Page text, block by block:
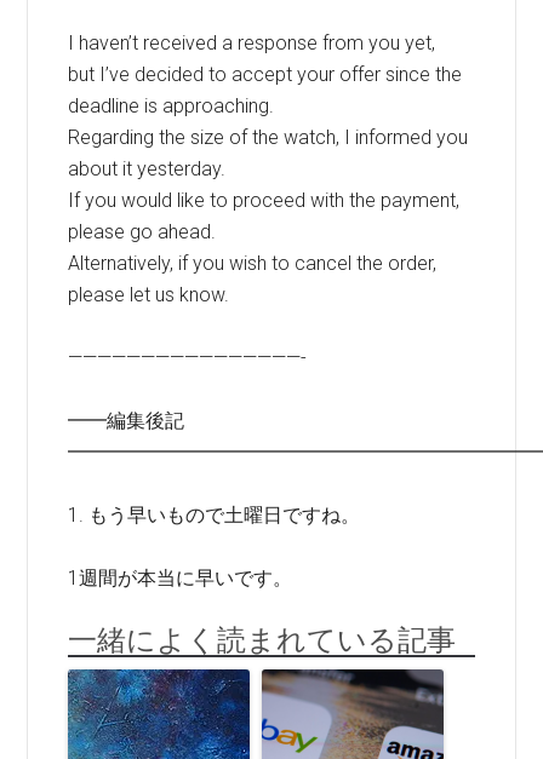
I haven’t received a response from you yet,
but I’ve decided to accept your offer since the
deadline is approaching.
Regarding the size of the watch, I informed you
about it yesterday.
If you would like to proceed with the payment,
please go ahead.
Alternatively, if you wish to cancel the order,
please let us know.
————————————————-
━━編集後記
1. もう早いもので土曜日ですね。
1週間が本当に早いです。
一緒によく読まれている記事